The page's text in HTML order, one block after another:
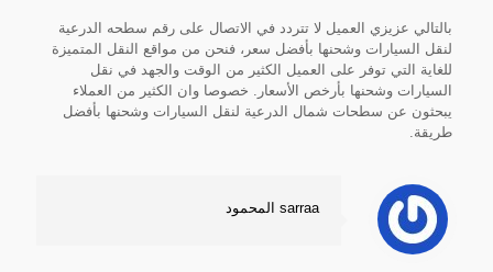
بالتالي عزيزي العميل لا تتردد في الاتصال على رقم سطحه الدرعية
لنقل السيارات وشحنها بأفضل سعر، فنحن من مواقع النقل المتميزة
للغاية التي توفر على العميل الكثير من الوقت والجهد في نقل
السيارات وشحنها بأرخص الأسعار. خصوصا وان الكثير من العملاء
يبحثون عن سطحات شمال الدرعية لنقل السيارات وشحنها بأفضل
طريقة.
sarraa المحمود